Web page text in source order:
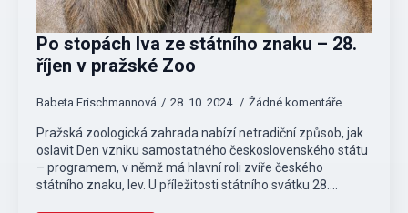
Po stopách lva ze státního znaku – 28.
říjen v pražské Zoo
Babeta Frischmannová 28. 10. 2024 Žádné komentáře
Pražská zoologická zahrada nabízí netradiční způsob, jak
oslavit Den vzniku samostatného československého státu
– programem, v němž má hlavní roli zvíře českého
státního znaku, lev. U příležitosti státního svátku 28.…